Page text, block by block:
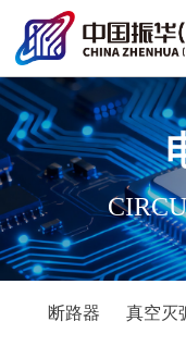
断路器 真空灭